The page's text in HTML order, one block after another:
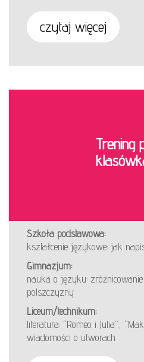
czytaj więcej
Trening
Szkoła podstawowa:
kształcenie językowe: jak
Gimnazjum:
nauka o języku: zróżnicowanie
polszczyzny
Liceum/technikum:
literatura: “Romeo i Julia”,
wiadomości o utworach